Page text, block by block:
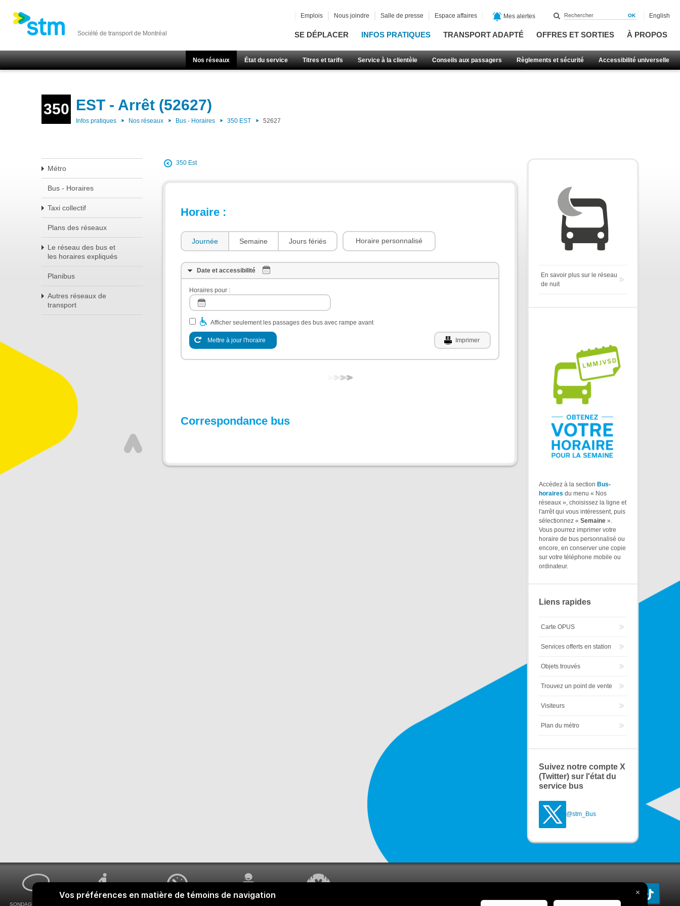
Société de transport de Montréal SE DÉPLACER INFOS PRATIQUES TRANSPORT ADAPTÉ OFFRES ET SORTIES À PROPOS
Nos réseaux État du service Titres et tarifs Service à la clientèle Conseils aux passagers Règlements et sécurité Accessibilité universelle
Emplois Nous joindre Salle de presse Espace affaires Mes alertes English
350 EST - Arrêt (52627)
Infos pratiques Nos réseaux Bus - Horaires 350 EST 52627
Métro
Bus - Horaires
Taxi collectif
Plans des réseaux
Le réseau des bus et
les horaires expliqués
Planibus
Autres réseaux de
transport
350 Est
Horaire :
Journée Semaine Jours fériés Horaire personnalisé
Date et accessibilité
Horaires pour :
Afficher seulement les passages des bus avec rampe avant
Mettre à jour l'horaire Imprimer
Correspondance bus
En savoir plus sur le réseau
de nuit
Accédez à la section Bus-
horaires du menu « Nos
réseaux », choisissez la ligne et
l'arrêt qui vous intéressent, puis
sélectionnez « Semaine ».
Vous pourrez imprimer votre
horaire de bus personnalisé ou
encore, en conserver une copie
sur votre téléphone mobile ou
ordinateur.
Liens rapides
Carte OPUS
Services offerts en station
Objets trouvés
Trouvez un point de vente
Visiteurs
Plan du métro
Suivez notre compte X
(Twitter) sur l'état du
service bus
@stm_Bus
SONDAGES MA VOIX